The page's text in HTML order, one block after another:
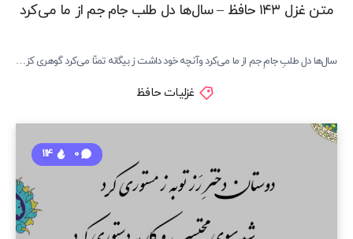
متن غزل ۱۴۳ حافظ – سال‌ها دل طلب جام جم از ما می‌کرد
سال‌ها دل طلبِ جامِ جم از ما می‌کرد وآنچه خود داشت ز بیگانه تمنّا می‌کرد گوهری کز…
غزلیات حافظ
0
114